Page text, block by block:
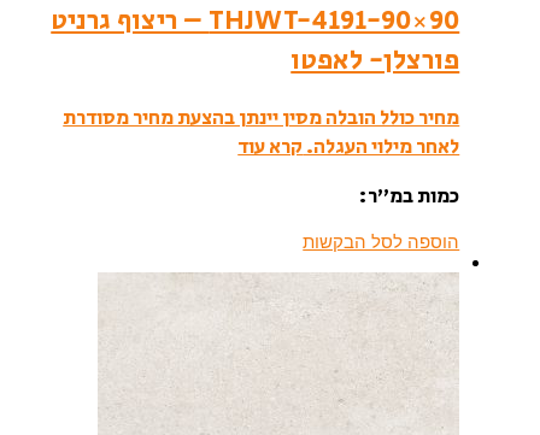
THJWT-4191-90×90 – ריצוף גרניט
פורצלן- לאפטו
מחיר כולל הובלה מסין יינתן בהצעת מחיר מסודרת
לאחר מילוי העגלה.קרא עוד
כמות במ”ר:
הוספה לסל הבקשות